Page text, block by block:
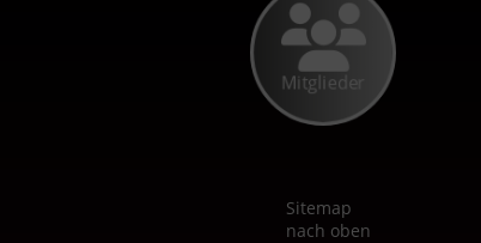
Mitglieder
Sitemap
nach oben